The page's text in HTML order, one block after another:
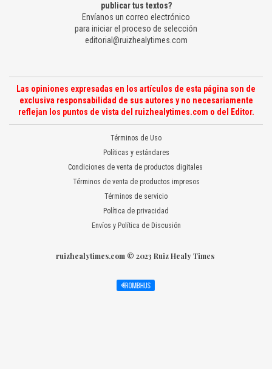
publicar tus textos?
Envíanos un correo electrónico
para iniciar el proceso de selección
editorial@ruizhealytimes.com
Las opiniones expresadas en los artículos de esta página son de
exclusiva responsabilidad de sus autores y no necesariamente
reflejan los puntos de vista del ruizhealytimes.com o del Editor.
Términos de Uso
Políticas y estándares
Condiciones de venta de productos digitales
Términos de venta de productos impresos
Términos de servicio
Política de privacidad
Envíos y Política de Discusión
ruizhealytimes.com © 2023 Ruiz Healy Times